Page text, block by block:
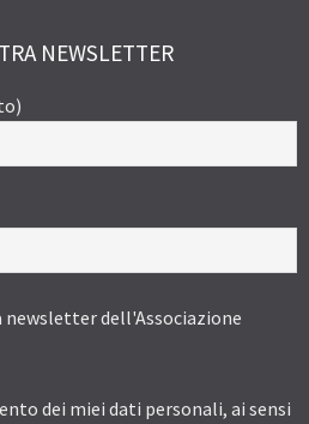
NEWSLETTER
dell'Associazione
dei miei dati personali, ai sensi